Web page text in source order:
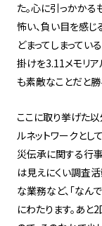
た。心に引っかかる
怖い、負い目を感じ
どまってしまって
掛けを3.11メモリア
も素敵なことだと勝
ここに取り挙げた
ルネットワークとし
災伝承に関する行
は見えにくい調査
な業務など、「なん
にわたります。あ